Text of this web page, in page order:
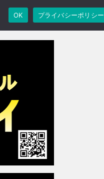
OK プライバシーポリシー